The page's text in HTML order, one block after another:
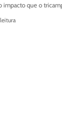
impacto que o